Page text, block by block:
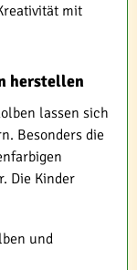
mit
herstellen
lassen sich
Besonders die
Die Kinder
und